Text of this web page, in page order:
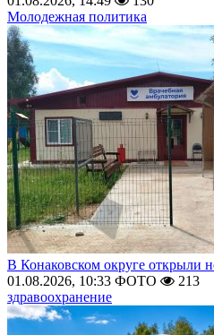
Молодежная политика
В Конаковском округе открыли
01.08.2026, 10:33 ФОТО
213
здравоохранение